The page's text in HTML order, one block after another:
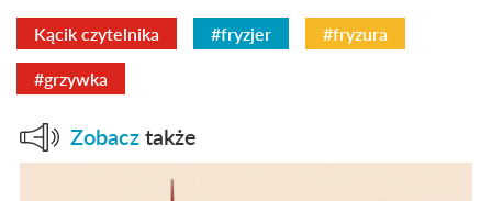
Kącik czytelnika #fryzjer #fryzura
#grzywka
Zobacz także